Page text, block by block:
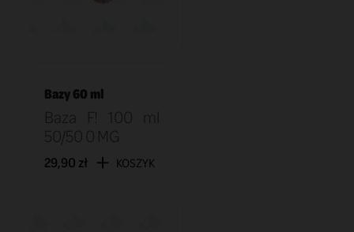
Bazy 60 ml
Baza F! 100 ml
50/50 0 MG
29,90 zł KOSZYK